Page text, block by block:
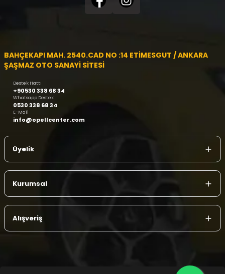
BAHÇEKAPI MAH. 2540.CAD NO :14 ETİMESGUT / ANKARA
ŞAŞMAZ OTO SANAYİ SİTESİ
Destek Hattı
+90530 338 68 34
Whatsapp Destek
0530 338 68 34
E-Mail
info@opellcenter.com
Üyelik
Kurumsal
Alışveriş